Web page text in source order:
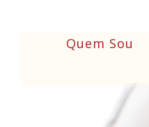
Quem Sou